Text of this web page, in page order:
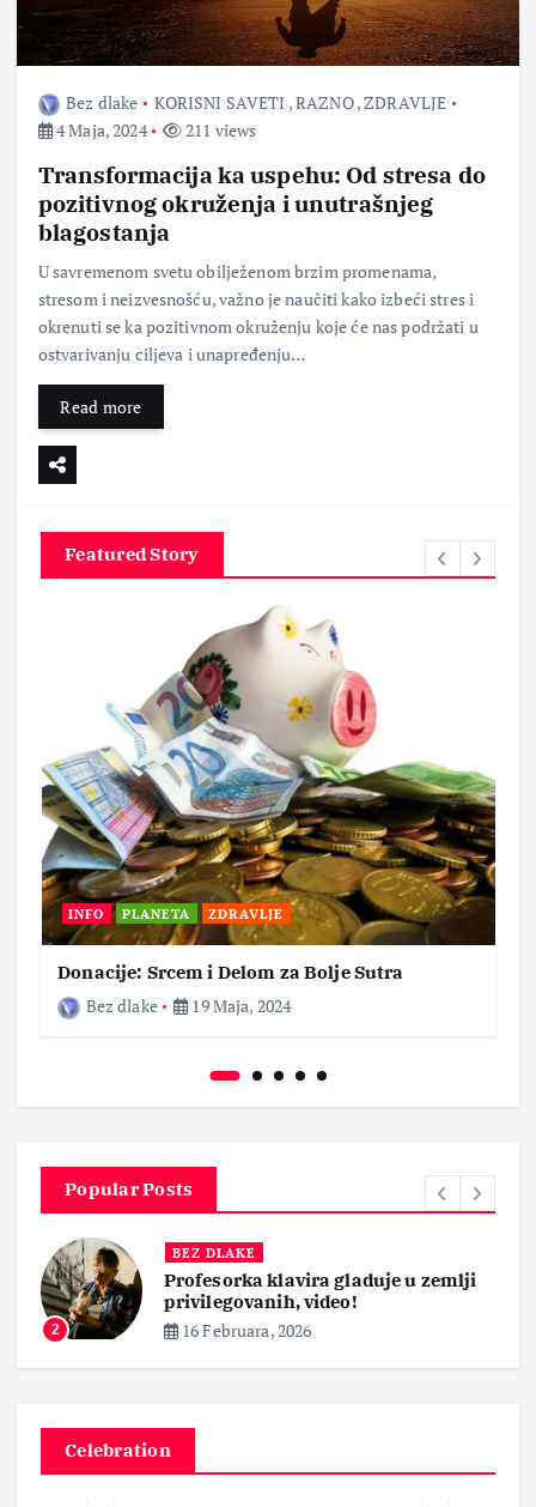
Bez dlake KORISNI SAVETI ,RAZNO,ZDRAVLJE
4 Maja, 2024
211 views
Transformacija ka uspehu: Od stresa do
pozitivnog okruženja i unutrašnjeg
blagostanja
U savremenom svetu obilježenom brzim promenama,
stresom i neizvesnošću, važno je naučiti kako izbeći stres i
okrenuti se ka pozitivnom okruženju koje će nas podržati u
ostvarivanju ciljeva i unapređenju…
Read more
Featured Story
INFO PLANETA ZDRAVLJE
Donacije: Srcem i Delom za Bolje Sutra
Bez dlake
19 Maja, 2024
Popular Posts
2
BEZ DLAKE
Profesorka klavira gladuje u zemlji
privilegovanih, video!
16 Februara, 2026
Celebration